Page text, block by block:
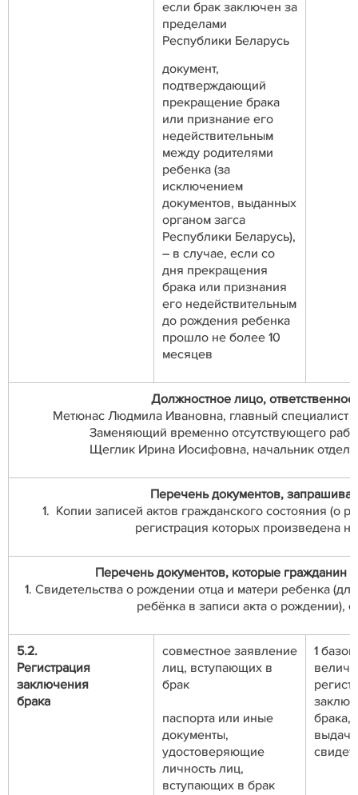
если брак заключен за
пределами
Республики Беларусь
документ,
подтверждающий
прекращение брака
или признание его
недействительным
между родителями
ребенка (за
исключением
документов, выданных
органом загса
Республики Беларусь),
– в случае, если со
дня прекращения
брака или признания
его недействительным
до рождения ребенка
прошло не более 10
месяцев
Должностное лицо,
Метюнас Людмила Ивановна, главный специалист
Заменяющий временно отсутствующего
Щеглик Ирина Иосифовна, начальник
Перечень документов,
1. Копии записей актов гражданского состояния (о
регистрация которых произведена
Перечень документов, которые гражданин
1. Свидетельства о рождении отца и матери ребенка
ребёнка в записи акта о рождении),
5.2.
Регистрация
заключения
брака
совместное заявление
лиц, вступающих в
брак
паспорта или иные
документы,
удостоверяющие
личность лиц,
вступающих в брак
1
брака,
выдачу